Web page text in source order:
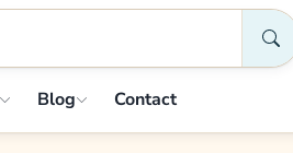
Blog Contact